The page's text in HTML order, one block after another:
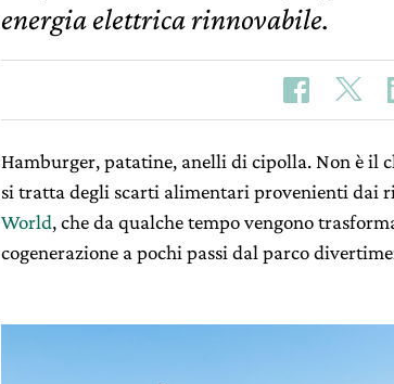
energia elettrica rinnovabile.
Hamburger, patatine, anelli di cipolla. Non è il
si tratta degli scarti alimentari provenienti dai
World, che da qualche tempo vengono
cogenerazione a pochi passi dal parco